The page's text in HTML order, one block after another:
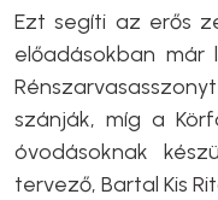
Ezt segíti az erős
előadásokban
szánják, míg a
óvodásoknak
tervező, Bartal Kis